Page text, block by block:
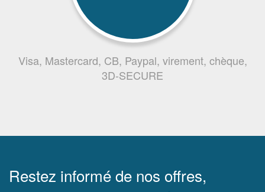
Visa, Mastercard, CB, Paypal, virement, chèque,
3D-SECURE
Restez informé de nos offres,